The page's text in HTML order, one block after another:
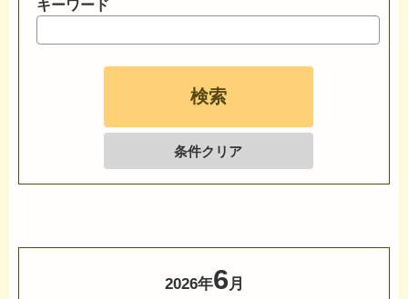
キーワード
条件クリア
2026年6 月